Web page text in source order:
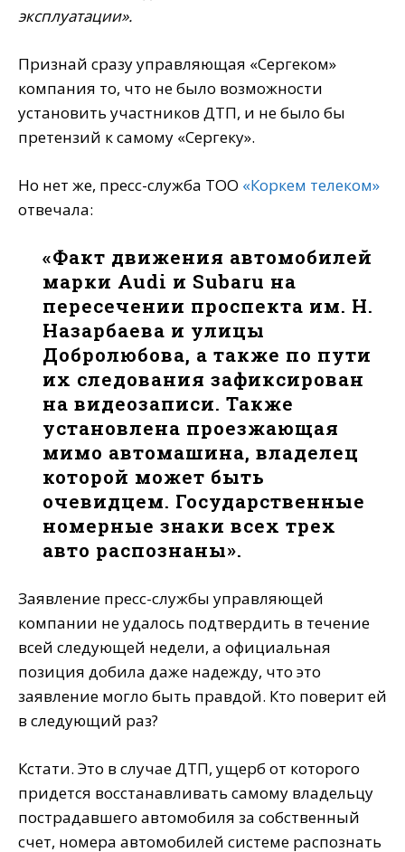
эксплуатации».
Признай сразу управляющая «Сергеком»
компания то, что не было возможности
установить участников ДТП, и не было бы
претензий к самому «Сергеку».
Но нет же, пресс-служба ТОО «Коркем телеком»
отвечала:
«Факт движения автомобилей
марки Audi и Subaru на
пересечении проспекта им. Н.
Назарбаева и улицы
Добролюбова, а также по пути
их следования зафиксирован
на видеозаписи. Также
установлена проезжающая
мимо автомашина, владелец
которой может быть
очевидцем. Государственные
номерные знаки всех трех
авто распознаны».
Заявление пресс-службы управляющей
компании не удалось подтвердить в течение
всей следующей недели, а официальная
позиция добила даже надежду, что это
заявление могло быть правдой. Кто поверит ей
в следующий раз?
Кстати. Это в случае ДТП, ущерб от которого
придется восстанавливать самому владельцу
пострадавшего автомобиля за собственный
счет, номера автомобилей системе распознать